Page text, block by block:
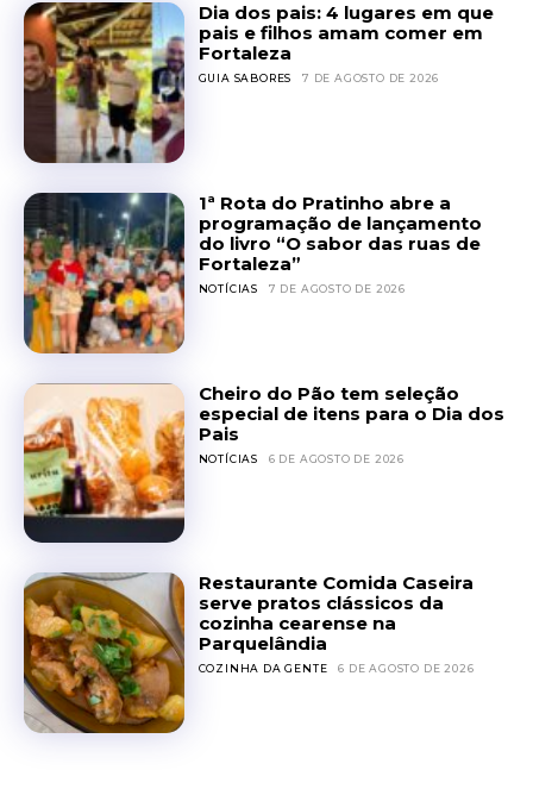
Dia dos pais: 4 lugares em que
pais e filhos amam comer em
Fortaleza
GUIA SABORES 7 DE AGOSTO DE 2026
1ª Rota do Pratinho abre a
programação de lançamento
do livro “O sabor das ruas de
Fortaleza”
NOTÍCIAS 7 DE AGOSTO DE 2026
Cheiro do Pão tem seleção
especial de itens para o Dia dos
Pais
NOTÍCIAS 6 DE AGOSTO DE 2026
Restaurante Comida Caseira
serve pratos clássicos da
cozinha cearense na
Parquelândia
COZINHA DA GENTE 6 DE AGOSTO DE 2026